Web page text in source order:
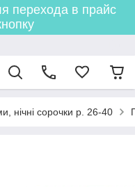
перехода в прайс
нічні сорочки р. 26-40